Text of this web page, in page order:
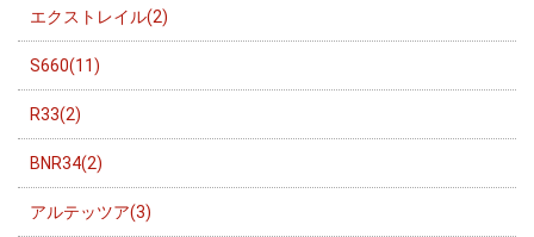
エクストレイル(2)
S660(11)
R33(2)
BNR34(2)
アルテッツア(3)